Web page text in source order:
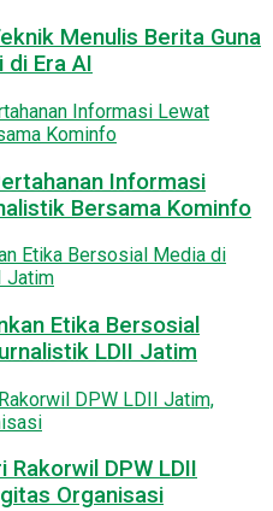
Menulis Berita Guna
di Era AI
Informasi
Bersama Kominfo
Etika Bersosial
LDII Jatim
Rakorwil DPW LDII
Organisasi